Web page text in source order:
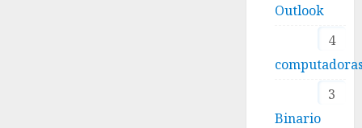
Outlook
4
3
Binario